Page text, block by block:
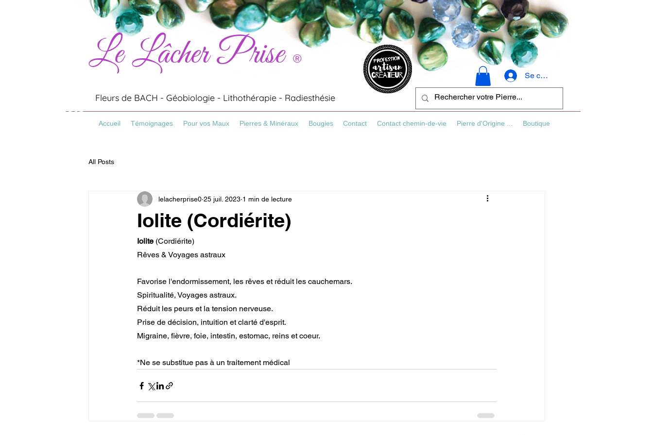
Le Lâcher Prise ®
Se connecter
Fleurs de BACH - Géobiologie - Lithothérapie - Radiesthésie
Pierre Naturelles
Accueil Témoignages Pour vos Maux Pierres & Minéraux Bougies Contact Contact chemin-de-vie Pierre d'Origine ... Boutique
All Posts
Iolite (Cordiérite)
lelacherprise0 25 juil. 2023 1 min de lecture
Iolite (Cordiérite)
Rêves & Voyages astraux
Favorise l'endormissement, les rêves et réduit les cauchemars.
Spiritualité, Voyages astraux.
Réduit les peurs et la tension nerveuse.
Prise de décision, intuition et clarté d'esprit.
Migraine, fièvre, foie, intestin, estomac, reins et coeur.
*Ne se substitue pas à un traitement médical